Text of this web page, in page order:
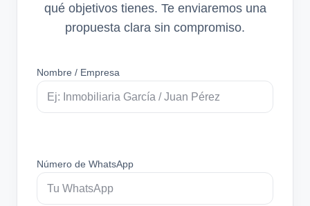
qué objetivos tienes. Te enviaremos una
propuesta clara sin compromiso.
Nombre / Empresa
Número de WhatsApp